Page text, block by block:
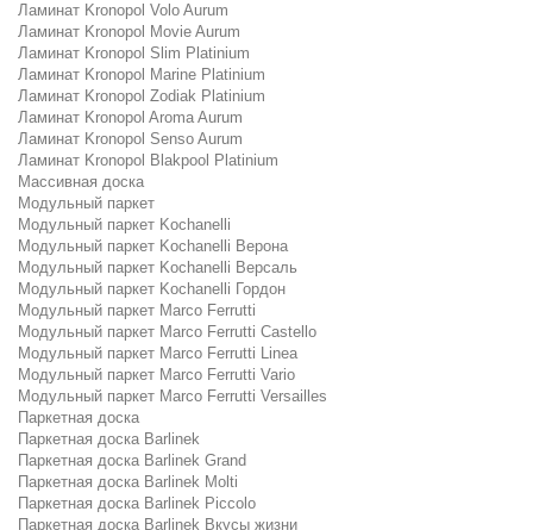
Ламинат Kronopol Volo Aurum
Ламинат Kronopol Movie Aurum
Ламинат Kronopol Slim Platinium
Ламинат Kronopol Marine Platinium
Ламинат Kronopol Zodiak Platinium
Ламинат Kronopol Aroma Aurum
Ламинат Kronopol Senso Aurum
Ламинат Kronopol Blakpool Platinium
Массивная доска
Модульный паркет
Модульный паркет Kochanelli
Модульный паркет Kochanelli Верона
Модульный паркет Kochanelli Версаль
Модульный паркет Kochanelli Гордон
Модульный паркет Marco Ferrutti
Модульный паркет Marco Ferrutti Castello
Модульный паркет Marco Ferrutti Linea
Модульный паркет Marco Ferrutti Vario
Модульный паркет Marco Ferrutti Versailles
Паркетная доска
Паркетная доска Barlinek
Паркетная доска Barlinek Grand
Паркетная доска Barlinek Molti
Паркетная доска Barlinek Piccolo
Паркетная доска Barlinek Вкусы жизни